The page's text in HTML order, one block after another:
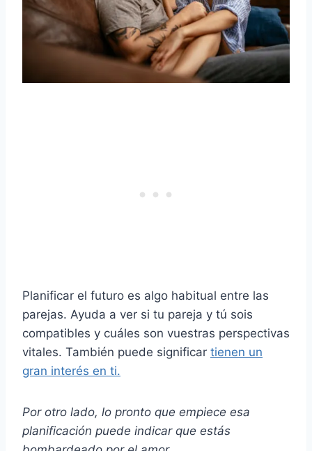
Planificar el futuro es algo habitual entre las
parejas. Ayuda a ver si tu pareja y tú sois
compatibles y cuáles son vuestras perspectivas
vitales. También puede significar tienen un
gran interés en ti.
Por otro lado, lo pronto que empiece esa
planificación puede indicar que estás